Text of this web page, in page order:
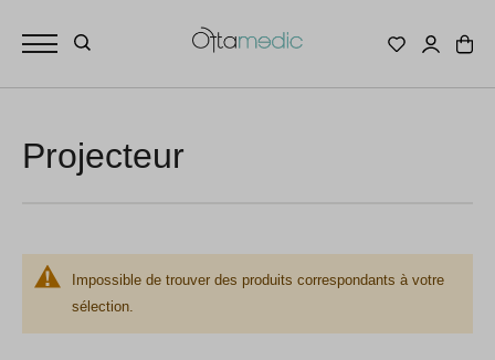
Projecteur
Impossible de trouver des produits correspondants à votre
sélection.